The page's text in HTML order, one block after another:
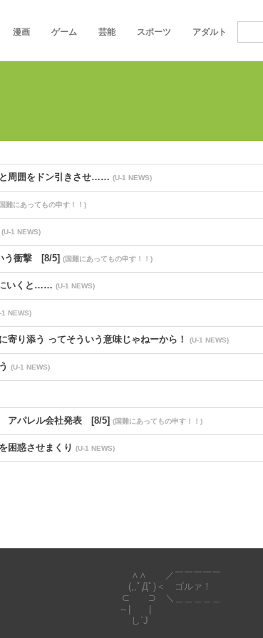
漫画 ゲーム 芸能 スポーツ アダルト
周囲をドン引きさせ…… (U-1 NEWS)
難にあってもの申す！！)
(U-1 NEWS)
う衝撃 [8/5] (国難にあってもの申す！！)
にいくと…… (U-1 NEWS)
1 NEWS)
寄り添う ってそういう意味じゃねーから！ (U-1 NEWS)
(U-1 NEWS)
アパレル会社発表 [8/5] (国難にあってもの申す！！)
困惑させまくり (U-1 NEWS)
痛烈批判
∧∧ ／￣￣￣￣￣
(,,ﾟДﾟ)＜ ゴルァ！
⊂ ⊃ ＼＿＿＿＿＿
～| |
し`J